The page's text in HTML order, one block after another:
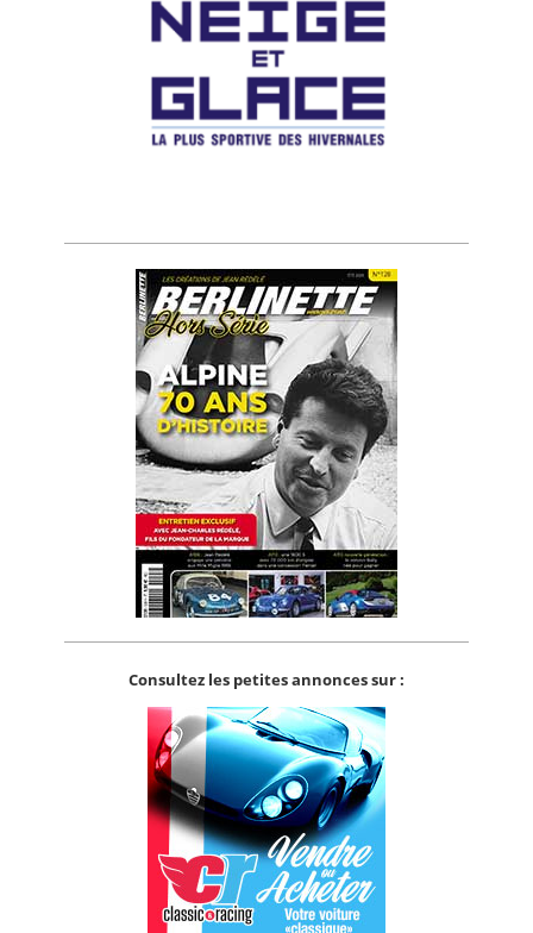
Consultez les petites annonces sur :